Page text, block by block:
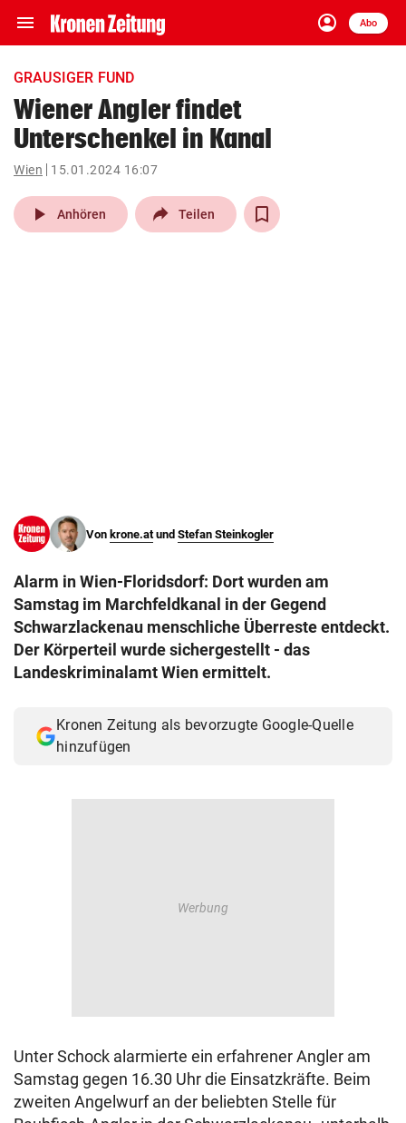
menu Navigation
ein-/ausklappen
account_circle
Anmelden
Abo
close Schließen
account_circle Anmelden
pin_drop
Wien arrow_right
GRAUSIGER FUND
Wiener Angler findet
Unterschenkel in Kanal
Wien 15.01.2024 16:07
play_arrow Anhören Teilen
Von krone.atund Stefan Steinkogler
Alarm in Wien-Floridsdorf: Dort wurden am
Samstag im Marchfeldkanal in der Gegend
Schwarzlackenau menschliche Überreste entdeckt.
Der Körperteil wurde sichergestellt - das
Landeskriminalamt Wien ermittelt.
Kronen Zeitung als bevorzugte Google-Quelle
hinzufügen
Unter Schock alarmierte ein erfahrener Angler am
Samstag gegen 16.30 Uhr die Einsatzkräfte. Beim
zweiten Angelwurf an der beliebten Stelle für